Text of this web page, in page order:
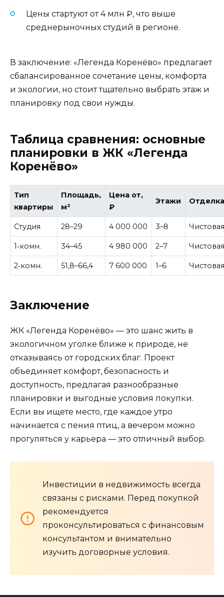
Цены стартуют от 4 млн ₽, что выше
среднерыночных студий в регионе.
В заключение: «Легенда Коренёво» предлагает
сбалансированное сочетание цены, комфорта
и экологии, но стоит тщательно выбрать этаж и
планировку под свои нужды.
Таблица сравнения: основные
планировки в ЖК «Легенда
Коренёво»
Тип
квартиры
Площадь,
м²
Цена от,
₽
Этажи
Студия 28–29 4 000 000 3–8
1‑комн. 34–45 4 980 000 2–7
2‑комн. 51,8–66,4 7 600 000 1–6
Заключение
ЖК «Легенда Коренёво» — это шанс жить в
экологичном уголке ближе к природе, не
отказываясь от городских благ. Проект
объединяет комфорт, безопасность и
доступность, предлагая разнообразные
планировки и выгодные условия покупки.
Если вы ищете место, где каждое утро
начинается с пения птиц, а вечером можно
прогуляться у карьера — это отличный выбор.
Инвестиции в недвижимость всегда
связаны с рисками. Перед покупкой
рекомендуется
проконсультироваться с финансовым
консультантом и внимательно
изучить договорные условия.